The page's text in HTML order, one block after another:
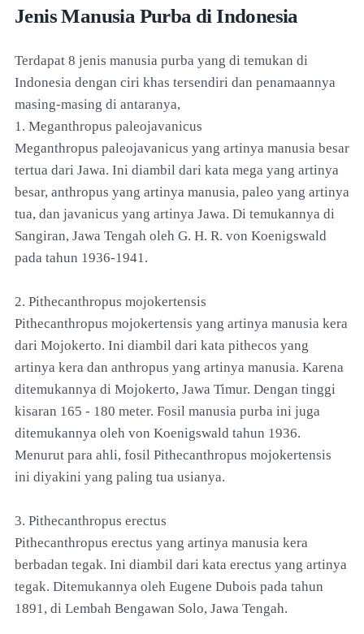
Jenis Manusia Purba di Indonesia
Terdapat 8 jenis manusia purba yang di temukan di
Indonesia dengan ciri khas tersendiri dan penamaannya
masing-masing di antaranya,
1. Meganthropus paleojavanicus
Meganthropus paleojavanicus yang artinya manusia besar
tertua dari Jawa. Ini diambil dari kata mega yang artinya
besar, anthropus yang artinya manusia, paleo yang artinya
tua, dan javanicus yang artinya Jawa. Di temukannya di
Sangiran, Jawa Tengah oleh G. H. R. von Koenigswald
pada tahun 1936-1941.
2. Pithecanthropus mojokertensis
Pithecanthropus mojokertensis yang artinya manusia kera
dari Mojokerto. Ini diambil dari kata pithecos yang
artinya kera dan anthropus yang artinya manusia. Karena
ditemukannya di Mojokerto, Jawa Timur. Dengan tinggi
kisaran 165 - 180 meter. Fosil manusia purba ini juga
ditemukannya oleh von Koenigswald tahun 1936.
Menurut para ahli, fosil Pithecanthropus mojokertensis
ini diyakini yang paling tua usianya.
3. Pithecanthropus erectus
Pithecanthropus erectus yang artinya manusia kera
berbadan tegak. Ini diambil dari kata erectus yang artinya
tegak. Ditemukannya oleh Eugene Dubois pada tahun
1891, di Lembah Bengawan Solo, Jawa Tengah.